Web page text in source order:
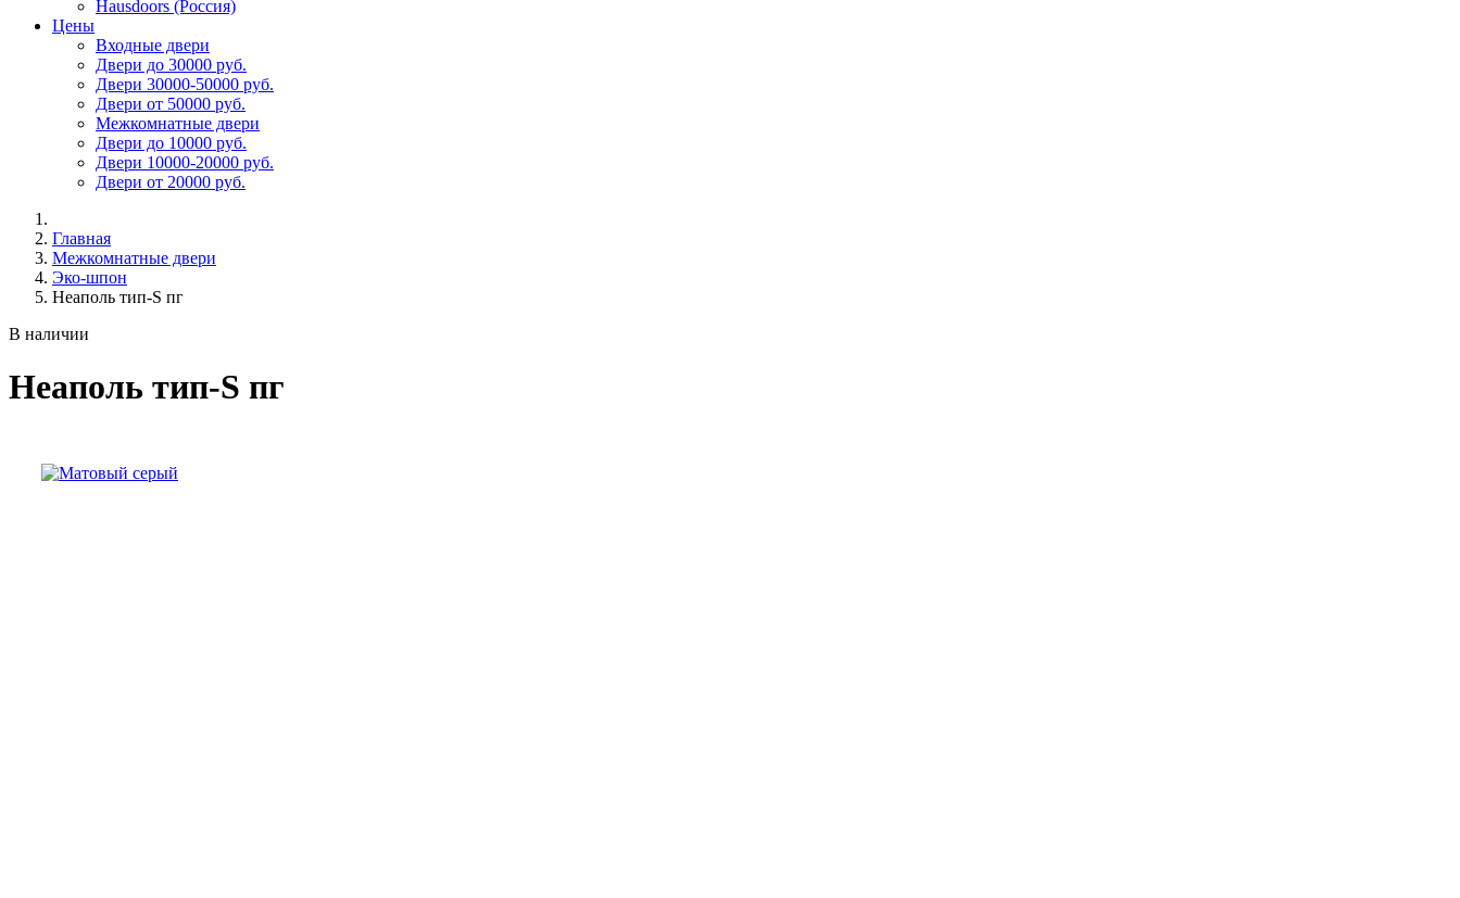
Hausdoors (Россия)
Цены
Входные двери
Двери до 30000 руб.
Двери 30000-50000 руб.
Двери от 50000 руб.
Межкомнатные двери
Двери до 10000 руб.
Двери 10000-20000 руб.
Двери от 20000 руб.
Главная
Межкомнатные двери
Эко-шпон
Неаполь тип-S пг
В наличии
Неаполь тип-S пг